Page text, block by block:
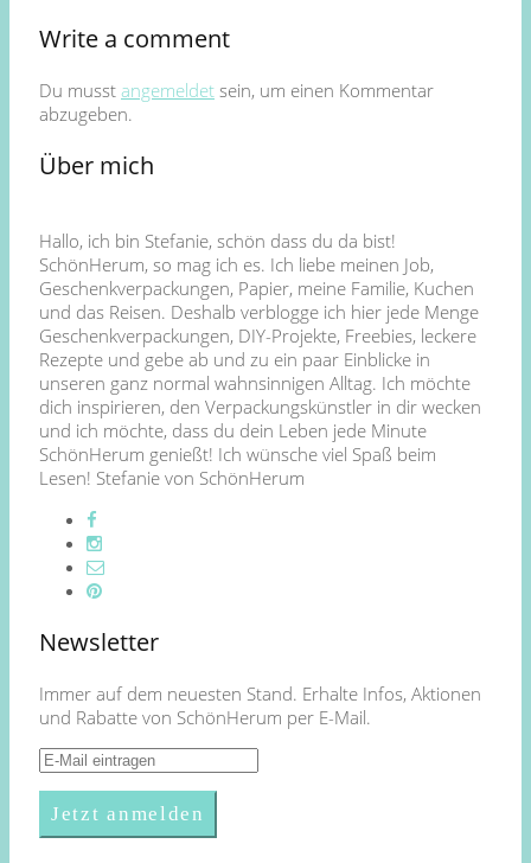
Write a comment
Du musst angemeldet sein, um einen Kommentar
abzugeben.
Über mich
Hallo, ich bin Stefanie, schön dass du da bist!
SchönHerum, so mag ich es. Ich liebe meinen Job,
Geschenkverpackungen, Papier, meine Familie, Kuchen
und das Reisen. Deshalb verblogge ich hier jede Menge
Geschenkverpackungen, DIY-Projekte, Freebies, leckere
Rezepte und gebe ab und zu ein paar Einblicke in
unseren ganz normal wahnsinnigen Alltag. Ich möchte
dich inspirieren, den Verpackungskünstler in dir wecken
und ich möchte, dass du dein Leben jede Minute
SchönHerum genießt! Ich wünsche viel Spaß beim
Lesen! Stefanie von SchönHerum
Newsletter
Immer auf dem neuesten Stand. Erhalte Infos, Aktionen
und Rabatte von SchönHerum per E-Mail.